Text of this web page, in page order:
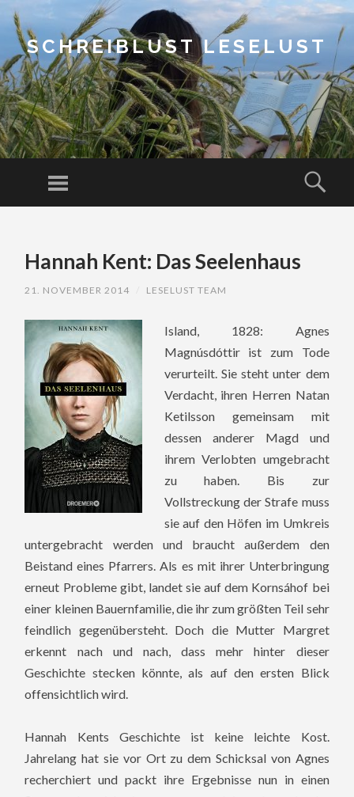
SCHREIBLUST LESELUST
Menu
CONTENTHannah Kent: Das Seelenhaus
21. NOVEMBER 2014 LESELUST TEAM
Island, 1828: Agnes
Magnúsdóttir ist zum Tode
verurteilt. Sie steht unter dem
Verdacht, ihren Herren Natan
Ketilsson gemeinsam mit
dessen anderer Magd und
ihrem Verlobten umgebracht
zu haben. Bis zur
Vollstreckung der Strafe muss
sie auf den Höfen im Umkreis
untergebracht werden und braucht außerdem den
Beistand eines Pfarrers. Als es mit ihrer Unterbringung
erneut Probleme gibt, landet sie auf dem Kornsáhof bei
einer kleinen Bauernfamilie, die ihr zum größten Teil sehr
feindlich gegenübersteht. Doch die Mutter Margret
erkennt nach und nach, dass mehr hinter dieser
Geschichte stecken könnte, als auf den ersten Blick
offensichtlich wird.
Hannah Kents Geschichte ist keine leichte Kost.
Jahrelang hat sie vor Ort zu dem Schicksal von Agnes
recherchiert und packt ihre Ergebnisse nun in einen